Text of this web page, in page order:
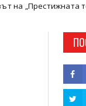
телевизия“